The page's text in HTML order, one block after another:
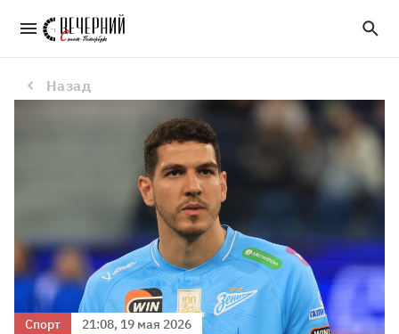
«Палмейрас» предложил «Зениту» за Нино менее 10 миллионов евро
Назад
Спорт
21:08, 19 мая 2026